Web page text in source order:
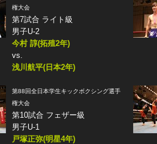
権大会
第7試合 ライト級
男子U-2
今村 諄(拓殖2年)
vs.
浅川航平(日本2年)
第88回全日本学生キックボクシング選手
権大会
第10試合 フェザー級
男子U-1
戸塚正弥(明星4年)